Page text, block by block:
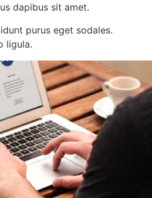
dapibus sit amet.
purus eget sodales.
ligula.